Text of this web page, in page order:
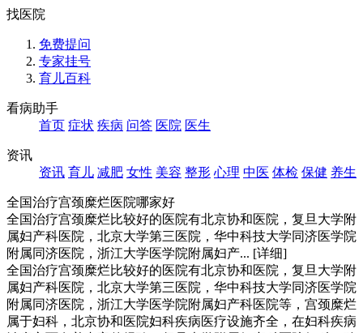
找医院
免费提问
专家挂号
育儿百科
看病助手
首页 症状 疾病 问答 医院 医生
资讯
资讯 育儿 减肥 女性 美容 整形 心理 中医 体检 保健 养生
全国治疗宫颈糜烂医院哪家好
全国治疗宫颈糜烂比较好的医院有北京协和医院，复旦大学附
属妇产科医院，北京大学第三医院，华中科技大学同济医学院
附属同济医院，浙江大学医学院附属妇产... [详细]
全国治疗宫颈糜烂比较好的医院有北京协和医院，复旦大学附
属妇产科医院，北京大学第三医院，华中科技大学同济医学院
附属同济医院，浙江大学医学院附属妇产科医院等，宫颈糜烂
属于妇科，北京协和医院妇科疾病医疗设施齐全，在妇科疾病